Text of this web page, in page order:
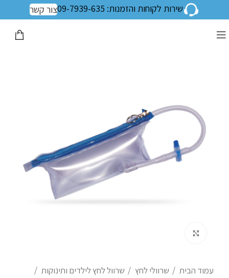
שירות לקוחות והזמנות: 09-7939-635 צור קשר
עמוד הבית שרוולי לחץ
שרוול לחץ לילדים ותינוקות